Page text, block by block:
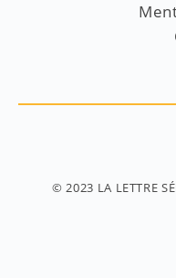
© 2023 LA LETTRE